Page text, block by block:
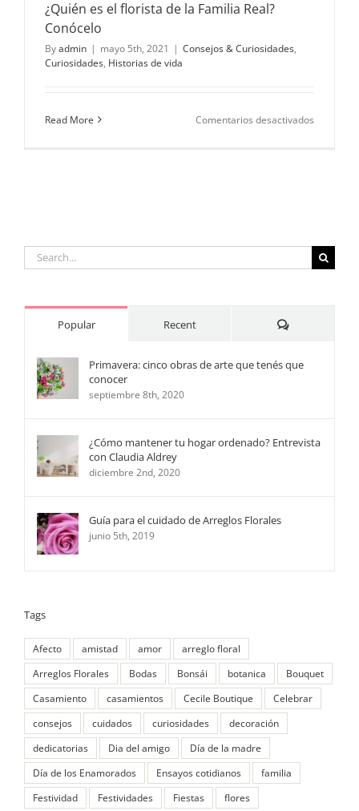
¿Quién es el florista de la Familia Real?
Conócelo
Byadmin | mayo 5th, 2021 | Consejos & Curiosidades,
Curiosidades, Historias de vida
Read More Comentarios desactivados
Conócelo
Search
for:
Popular Recent Comments
Primavera: cinco obras de arte que tenés que
conocer
septiembre 8th, 2020
¿Cómo mantener tu hogar ordenado? Entrevista
con Claudia Aldrey
diciembre 2nd, 2020
Guía para el cuidado de Arreglos Florales
junio 5th, 2019
Tags
Afecto amistad amor
arreglo floral
Arreglos Florales
Bodas Bonsái botanica
Bouquet
Casamiento
casamientos Cecile Boutique
Celebrar
consejos
cuidados curiosidades
decoración
dedicatorias
Dia del amigo
Día de la madre
Día de los Enamorados
Ensayos cotidianos
familia
Festividad
Festividades Fiestas
flores